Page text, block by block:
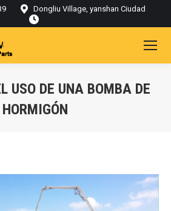
Dongliu Village, yanshan Ciudad
USO DE UNA BOMBA DE
HORMIGÓN